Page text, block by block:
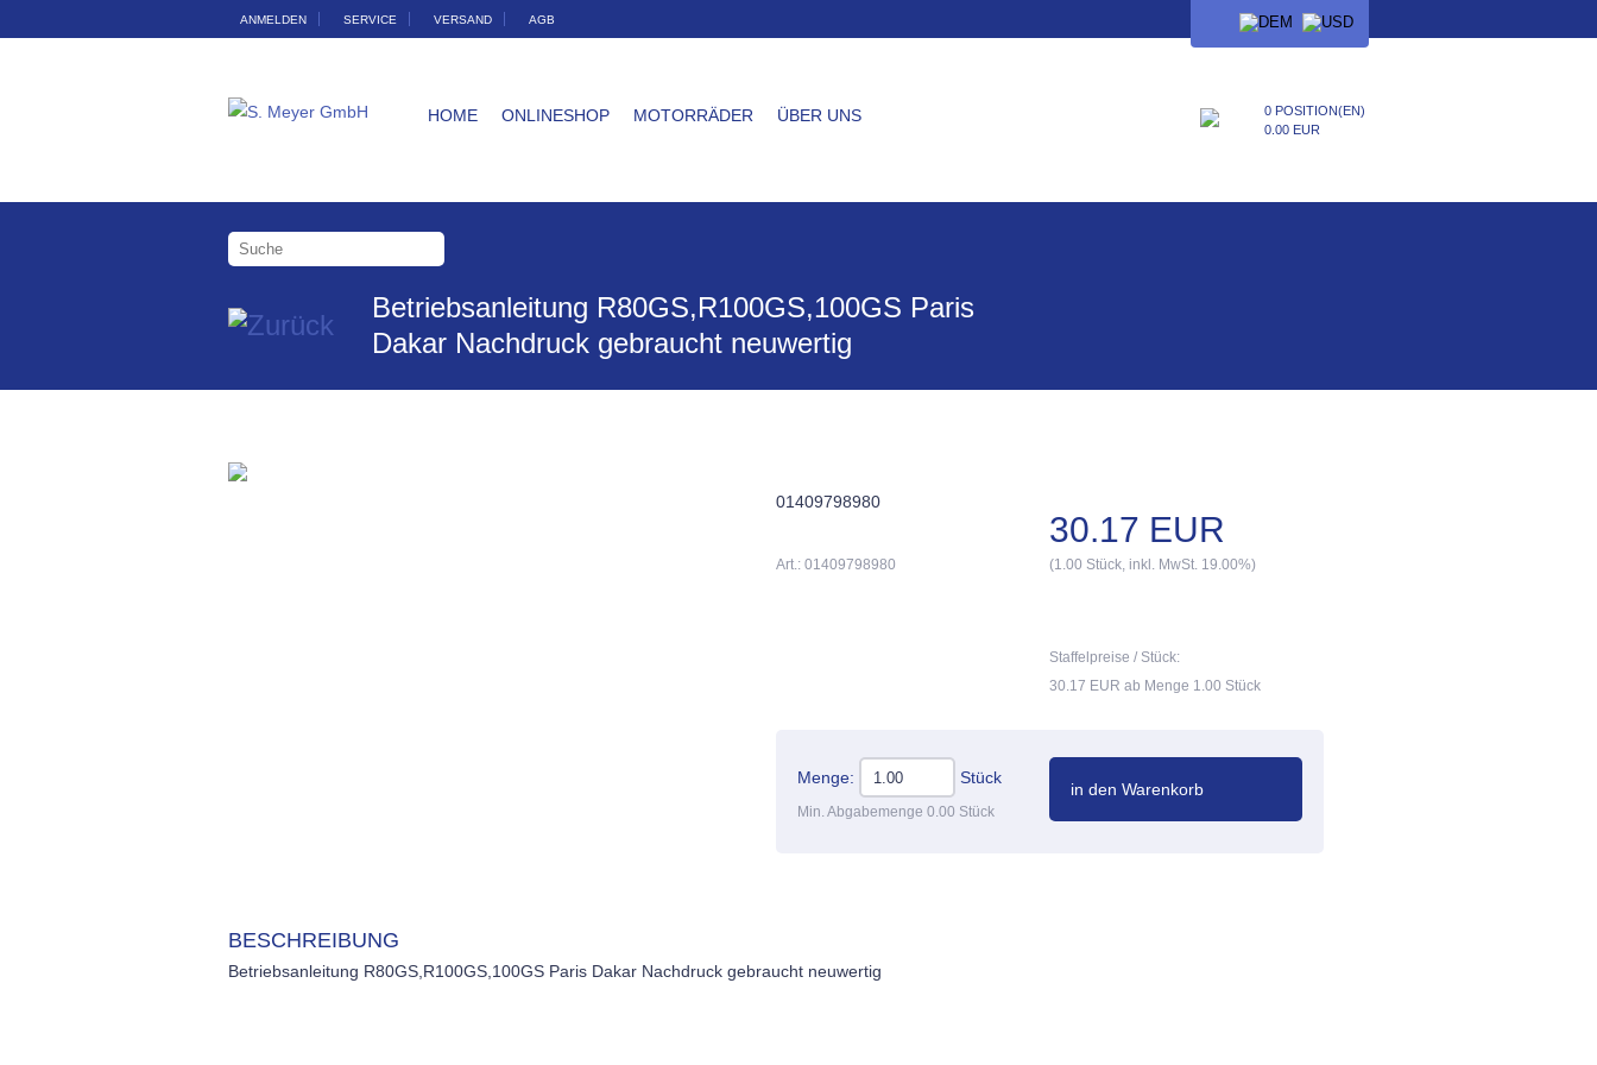
ANMELDEN SERVICE VERSAND AGB
HOME ONLINESHOP MOTORRÄDER ÜBER UNS
0 POSITION(EN)
0.00 EUR
Betriebsanleitung R80GS,R100GS,100GS Paris
Dakar Nachdruck gebraucht neuwertig
01409798980
30.17 EUR
Art.: 01409798980 (1.00 Stück, inkl. MwSt. 19.00%)
Staffelpreise / Stück:
30.17 EUR ab Menge 1.00 Stück
Menge: Stück
Min. Abgabemenge 0.00 Stück
in den Warenkorb
BESCHREIBUNG
Betriebsanleitung R80GS,R100GS,100GS Paris Dakar Nachdruck gebraucht neuwertig